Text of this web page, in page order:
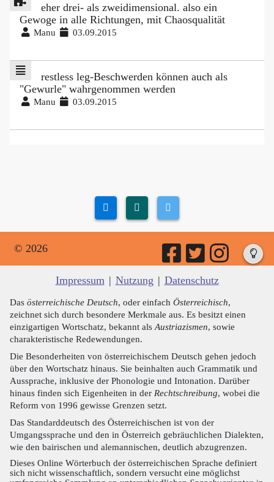
eher drei- als zweidimensional. also ein
Gewoge in alle Richtungen, mit Chaosqualität
Manu 03.09.2015
restless leg-Beschwerden können auch als
"Gewurle" wahrgenommen werden
Manu 03.09.2015
© 2026
Impressum | Nutzung | Datenschutz
Das österreichische Deutsch, oder einfach Österreichisch,
zeichnet sich durch besondere Merkmale aus. Es besitzt einen
einzigartigen Wortschatz, bekannt als Austriazismen, sowie
charakteristische Redewendungen.
Die Besonderheiten von österreichischem Deutsch gehen jedoch
über den Wortschatz hinaus. Sie beinhalten auch Grammatik und
Aussprache, inklusive der Phonologie und Intonation. Darüber
hinaus finden sich Eigenheiten in der Rechtschreibung, wobei die
Reform von 1996 gewisse Grenzen setzt.
Das Standarddeutsch des Österreichischen ist von der
Umgangssprache und den in Österreich gebräuchlichen Dialekten,
wie den bairischen und alemannischen, deutlich abzugrenzen.
Dieses Online Wörterbuch der österreichischen Sprache definiert
sich nicht wissenschaftlich, sondern versucht eine möglichst